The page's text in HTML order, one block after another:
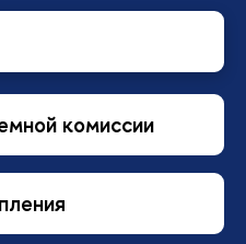
комиссии